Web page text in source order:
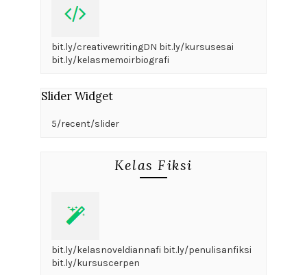
bit.ly/creativewritingDN bit.ly/kursusesai
bit.ly/kelasmemoirbiografi
Slider Widget
5/recent/slider
Kelas Fiksi
bit.ly/kelasnoveldiannafi bit.ly/penulisanfiksi
bit.ly/kursuscerpen